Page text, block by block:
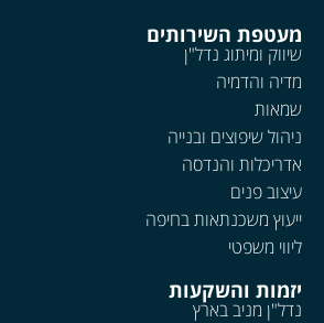
מעטפת השירותים
שיווק ומיתוג נדל"ן
מדיה והדמיה
שמאות
ניהול שיפוצים ובנייה
אדריכלות והנדסה
עיצוב פנים
ייעוץ משכנתאות בחיפה
ליווי משפטי
יזמות והשקעות
נדל"ן מניב בארץ